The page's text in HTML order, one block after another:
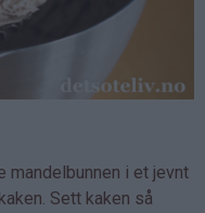
mandelbunnen i et jevnt
Sett kaken så